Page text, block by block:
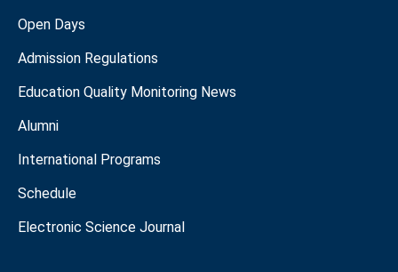
Open Days
Admission Regulations
Education Quality Monitoring News
Alumni
International Programs
Schedule
Electronic Science Journal